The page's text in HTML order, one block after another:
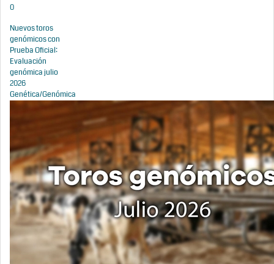
0
Nuevos toros
genómicos con
Prueba Oficial:
Evaluación
genómica julio
2026
Genética/Genómica